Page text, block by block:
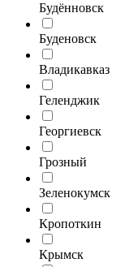
Будённовск
Буденовск
Владикавказ
Геленджик
Георгиевск
Грозный
Зеленокумск
Кропоткин
Крымск